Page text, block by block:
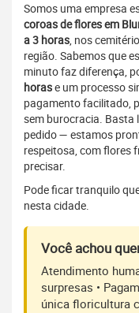
Somos uma empresa
coroas de flores em
a 3 horas, nos
região. Sabemos que
minuto faz diferença,
horase um processo
pagamento facilitado,
sem burocracia. Basta
pedido — estamos
respeitosa, com flores
precisar.
Pode ficar tranquilo
nesta cidade.
Você achou
Atendimento
surpresas •
única floricultura